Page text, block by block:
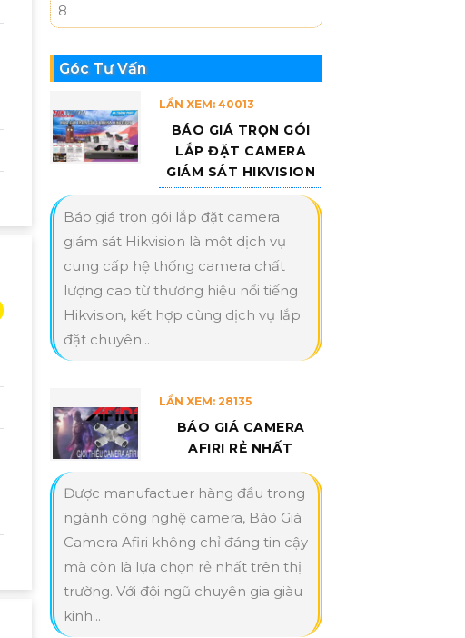
8
Góc Tư Vấn
LẦN XEM: 40013
BÁO GIÁ TRỌN GÓI
LẮP ĐẶT CAMERA
GIÁM SÁT HIKVISION
Báo giá trọn gói lắp đặt camera
giám sát Hikvision là một dịch vụ
cung cấp hệ thống camera chất
lượng cao từ thương hiệu nổi tiếng
Hikvision, kết hợp cùng dịch vụ lắp
đặt chuyên...
LẦN XEM: 28135
BÁO GIÁ CAMERA
AFIRI RẺ NHẤT
Được manufactuer hàng đầu trong
ngành công nghệ camera, Báo Giá
Camera Afiri không chỉ đáng tin cậy
mà còn là lựa chọn rẻ nhất trên thị
trường. Với đội ngũ chuyên gia giàu
kinh...